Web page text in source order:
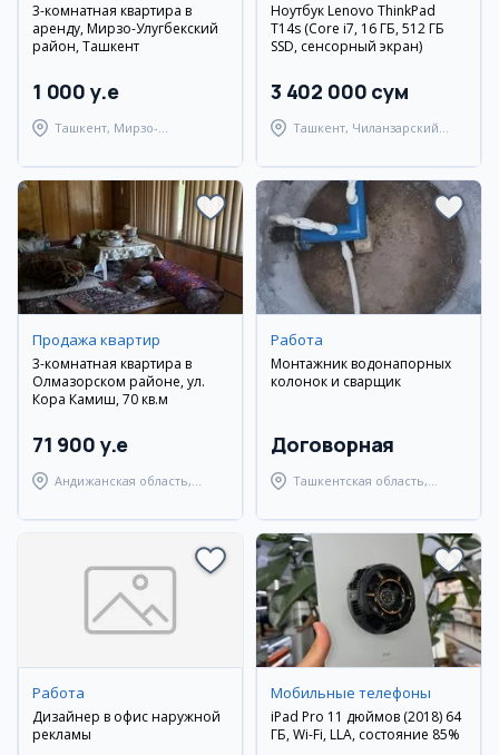
3-комнатная квартира в
аренду, Мирзо-Улугбекский
район, Ташкент
1 000 y.e
Ташкент, Мирзо-
Ноутбук Lenovo ThinkPad
T14s (Core i7, 16 ГБ, 512 ГБ
SSD, сенсорный экран)
3 402 000 сум
Ташкент, Чиланзарский
Продажа квартир
3-комнатная квартира в
Олмазорском районе, ул.
Кора Камиш, 70 кв.м
71 900 y.e
Андижанская область,
Работа
Монтажник водонапорных
колонок и сварщик
Договорная
Ташкентская область,
Работа
Дизайнер в офис наружной
рекламы
Мобильные телефоны
iPad Pro 11 дюймов (2018) 64
ГБ, Wi-Fi, LLA, состояние 85%